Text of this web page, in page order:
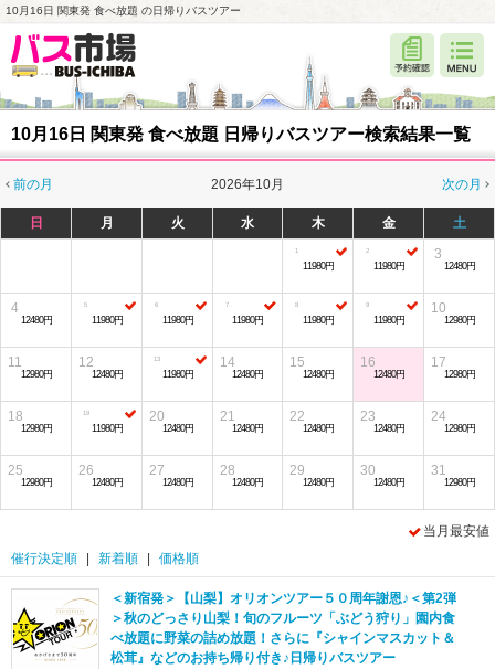
10月16日 関東発 食べ放題 の日帰りバスツアー
10月16日 関東発 食べ放題 日帰りバスツアー検索結果一覧
前の月 次の月
2026年10月
日 月 火 水 木 金 土
11980円 11980円
3
12480円
4
12480円 11980円 11980円
7
11980円 11980円 11980円
10
12980円
11
12980円
12
12480円 11980円
14
12480円
15
12480円
16
12480円
17
12980円
18
12980円 11980円
20
12480円
21
12480円
22
12480円
23
12480円
24
12980円
25
12980円
26
12480円
27
12480円
28
12480円
29
12480円
30
12480円
31
12980円
当月最安値
催行決定順
新着順 価格順
＜新宿発＞【山梨】オリオンツアー５０周年謝恩♪＜第2弾
＞秋のどっさり山梨！旬のフルーツ「ぶどう狩り」園内食
べ放題に野菜の詰め放題！さらに『シャインマスカット＆
松茸』などのお持ち帰り付き♪日帰りバスツアー